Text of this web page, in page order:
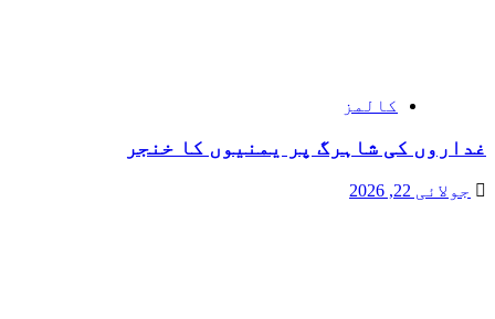
کالمز
غداروں کی شاہرگ پر یمنیوں کا خنجر
جولائی 22, 2026